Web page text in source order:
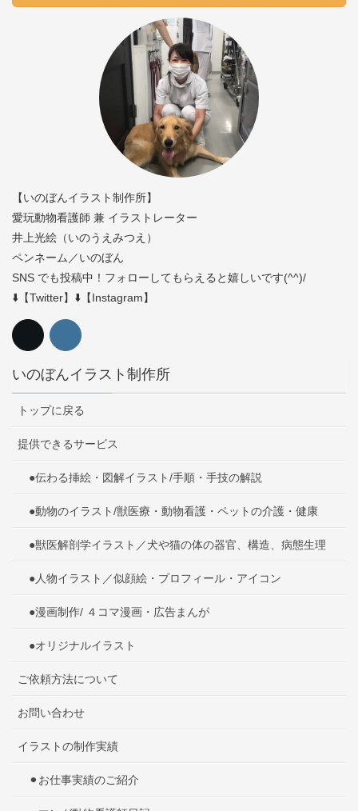
【いのぼんイラスト制作所】
愛玩動物看護師 兼 イラストレーター
井上光絵（いのうえみつえ）
ペンネーム／いのぼん
SNS でも投稿中！フォローしてもらえると嬉しいです(^^)/
⬇️【Twitter】⬇️【Instagram】
いのぼんイラスト制作所
トップに戻る
提供できるサービス
●伝わる挿絵・図解イラスト/手順・手技の解説
●動物のイラスト/獣医療・動物看護・ペットの介護・健康
●獣医解剖学イラスト／犬や猫の体の器官、構造、病態生理
●人物イラスト／似顔絵・プロフィール・アイコン
●漫画制作/ ４コマ漫画・広告まんが
●オリジナルイラスト
ご依頼方法について
お問い合わせ
イラストの制作実績
⚫︎お仕事実績のご紹介